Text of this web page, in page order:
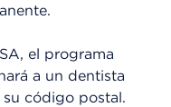
el programa
a un dentista
código postal.